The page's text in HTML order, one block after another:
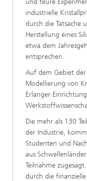
und teure
industrielle
durch die Tatsache
Herstellung eines
etwa dem
entsprechen.
Auf dem Gebiet
Modellierung von
Erlanger
Die mehr als 130
der Industrie,
Studenten und
aus
Teilnahme
durch die